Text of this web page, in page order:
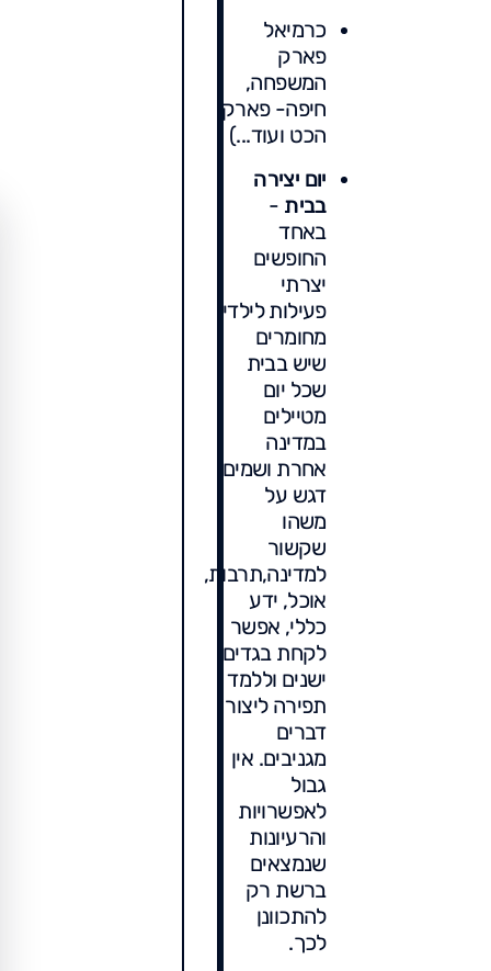
כרמיאל
פארק
המשפחה,
חיפה- פארק
הכט ועוד...)
יום יצירה
בבית -
באחד
החופשים
יצרתי
פעילות לילדי
מחומרים
שיש בבית
שכל יום
מטיילים
במדינה
אחרת ושמים
דגש על
משהו
שקשור
למדינה,תרבות,
אוכל, ידע
כללי, אפשר
לקחת בגדים
ישנים וללמד
תפירה ליצור
דברים
מגניבים. אין
גבול
לאפשרויות
והרעיונות
שנמצאים
ברשת רק
להתכוונן
לכך.